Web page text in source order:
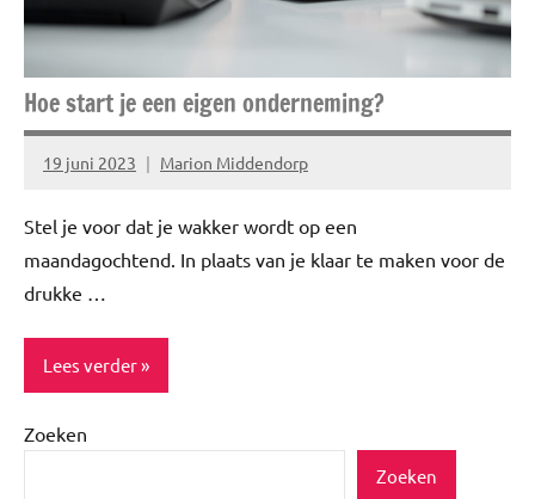
Hoe start je een eigen onderneming?
19 juni 2023 Marion Middendorp
Geen
Stel je voor dat je wakker wordt op een
maandagochtend. In plaats van je klaar te maken voor de
drukke …
Lees verder
Blog
Zoeken
Zoeken